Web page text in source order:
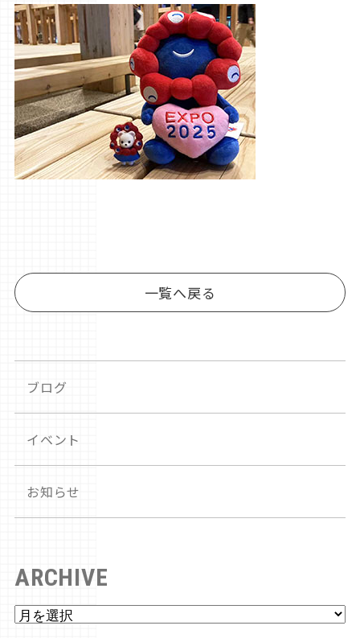
一覧へ戻る
ブログ
イベント
お知らせ
ARCHIVE